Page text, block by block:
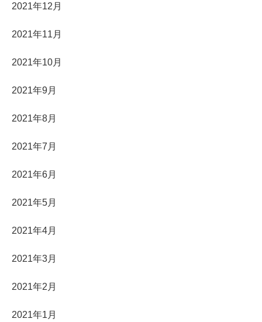
2021年12月
2021年11月
2021年10月
2021年9月
2021年8月
2021年7月
2021年6月
2021年5月
2021年4月
2021年3月
2021年2月
2021年1月